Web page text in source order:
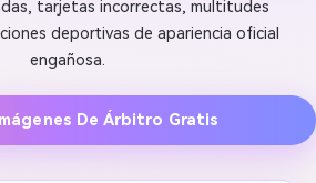
tarjetas incorrectas, multitudes
deportivas de apariencia oficial
engañosa.
De Árbitro Gratis